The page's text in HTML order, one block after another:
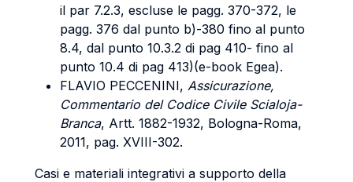
il par 7.2.3, escluse le pagg. 370-372, le
pagg. 376 dal punto b)-380 fino al punto
8.4, dal punto 10.3.2 di pag 410- fino al
punto 10.4 di pag 413)(e-book Egea).
FLAVIO PECCENINI, Assicurazione,
Commentario del Codice Civile Scialoja-
Branca, Artt. 1882-1932, Bologna-Roma,
2011, pag. XVIII-302.
Casi e materiali integrativi a supporto della